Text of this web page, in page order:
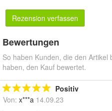
Rezension verfassen
Bewertungen
So haben Kunden, die den
haben, den Kauf bewertet.
Positiv
Von: x***a 14.09.23